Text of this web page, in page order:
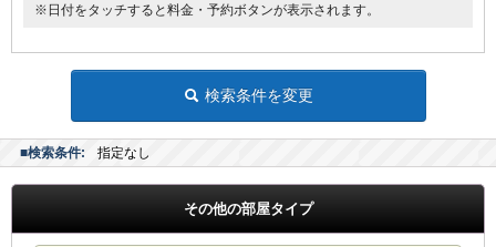
※日付をタッチすると料金・予約ボタンが表示されます。
検索条件を変更
■検索条件: 指定なし
その他の部屋タイプ